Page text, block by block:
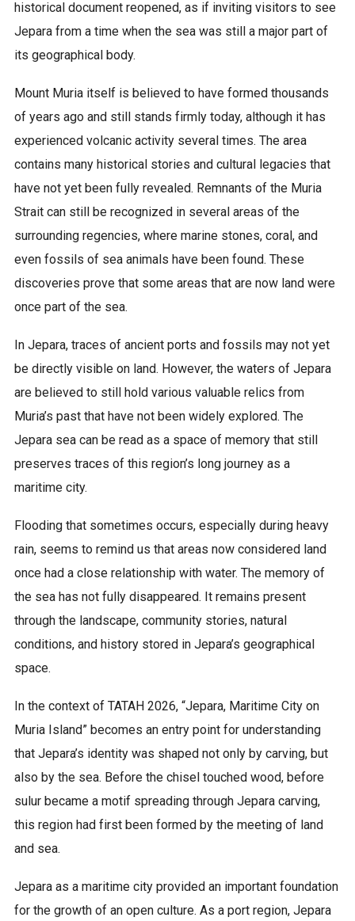
historical document reopened, as if inviting visitors to see
Jepara from a time when the sea was still a major part of
its geographical body.
Mount Muria itself is believed to have formed thousands
of years ago and still stands firmly today, although it has
experienced volcanic activity several times. The area
contains many historical stories and cultural legacies that
have not yet been fully revealed. Remnants of the Muria
Strait can still be recognized in several areas of the
surrounding regencies, where marine stones, coral, and
even fossils of sea animals have been found. These
discoveries prove that some areas that are now land were
once part of the sea.
In Jepara, traces of ancient ports and fossils may not yet
be directly visible on land. However, the waters of Jepara
are believed to still hold various valuable relics from
Muria’s past that have not been widely explored. The
Jepara sea can be read as a space of memory that still
preserves traces of this region’s long journey as a
maritime city.
Flooding that sometimes occurs, especially during heavy
rain, seems to remind us that areas now considered land
once had a close relationship with water. The memory of
the sea has not fully disappeared. It remains present
through the landscape, community stories, natural
conditions, and history stored in Jepara’s geographical
space.
In the context of TATAH 2026, “Jepara, Maritime City on
Muria Island” becomes an entry point for understanding
that Jepara’s identity was shaped not only by carving, but
also by the sea. Before the chisel touched wood, before
sulur became a motif spreading through Jepara carving,
this region had first been formed by the meeting of land
and sea.
Jepara as a maritime city provided an important foundation
for the growth of an open culture. As a port region, Jepara